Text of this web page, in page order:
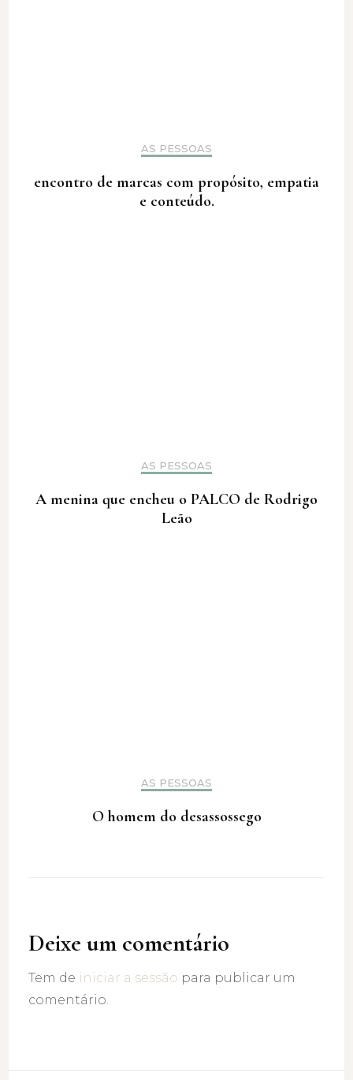
AS PESSOAS
encontro de marcas com propósito, empatia
e conteúdo.
AS PESSOAS
A menina que encheu o PALCO de Rodrigo
Leão
AS PESSOAS
O homem do desassossego
Deixe um comentário
Tem de iniciar a sessão para publicar um
comentário.